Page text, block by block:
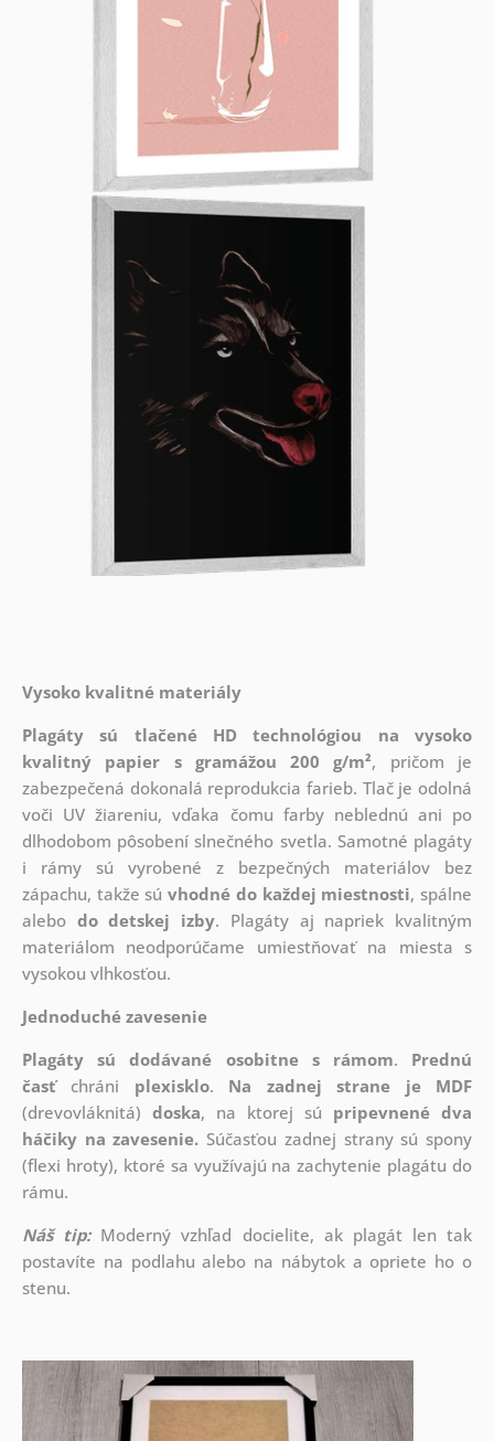
Vysoko kvalitné materiály
Plagáty sú tlačené HD technológiou na vysoko
kvalitný papier s gramážou 200 g/m², pričom je
zabezpečená dokonalá reprodukcia farieb. Tlač je odolná
voči UV žiareniu, vďaka čomu farby neblednú ani po
dlhodobom pôsobení slnečného svetla. Samotné plagáty
i rámy sú vyrobené z bezpečných materiálov bez
zápachu, takže súvhodné do každej miestnosti, spálne
alebo do detskej izby. Plagáty aj napriek kvalitným
materiálom neodporúčame umiestňovať na miesta s
vysokou vlhkosťou.
Jednoduché zavesenie
Plagáty sú dodávané osobitne s rámom. Prednú
časťchráni plexisklo. Na zadnej strane je
MDF
(drevovláknitá) doska, na ktorej sú pripevnené dva
háčiky na zavesenie.Súčasťou zadnej strany sú spony
(flexi hroty), ktoré sa využívajú na zachytenie plagátu do
rámu.
Náš tip: Moderný vzhľad docielite, ak plagát len tak
postavíte na podlahu alebo na nábytok a opriete ho o
stenu.